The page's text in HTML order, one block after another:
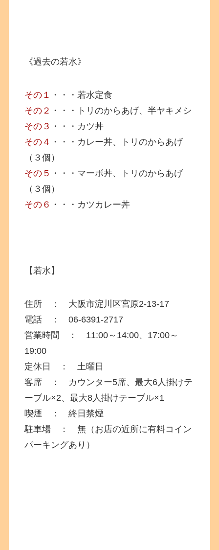
《過去の若水》
その１ ・・・若水定食
その２ ・・・トリのからあげ、半ヤキメシ
その３ ・・・カツ丼
その４ ・・・カレー丼、トリのからあげ
（３個）
その５ ・・・マーボ丼、トリのからあげ
（３個）
その６ ・・・カツカレー丼
【若水】
住所 ： 大阪市淀川区宮原2-13-17
電話 ： 06-6391-2717
営業時間 ： 11:00～14:00、17:00～
19:00
定休日 ： 土曜日
客席 ： カウンター5席、最大6人掛けテ
ーブル×2、最大8人掛けテーブル×1
喫煙 ： 終日禁煙
駐車場 ： 無（お店の近所に有料コイン
パーキングあり）